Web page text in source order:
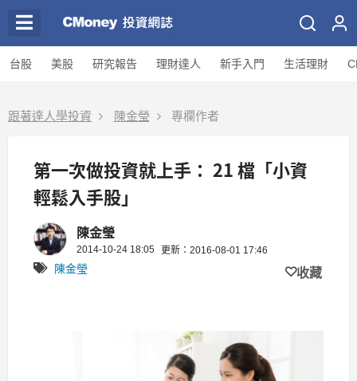
台股 美股 研究報告 理財達人 新手入門 生活理財
跟著達人學投資 陳金瑩 專欄作者
第一次做投資就上手： 21 檔「小資
輕鬆入手股」
陳金瑩
2014-10-24 18:05 更新：2016-08-01 17:46
陳金瑩 收藏